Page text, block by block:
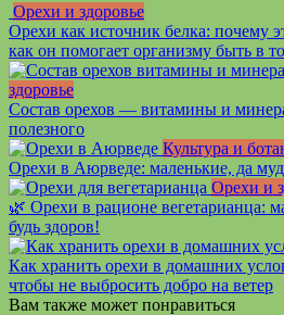
Орехи и здоровье
Орехи как источник белка: почему
как он помогает организму быть в
здоровье
Состав орехов — витамины и
полезного
Культура и
Орехи в Аюрведе: маленькие, да
Орехи и
🌿 Орехи в рационе вегетарианца:
будь здоров!
Как хранить орехи в домашних
чтобы не выбросить добро на ветер
Вам также может понравиться